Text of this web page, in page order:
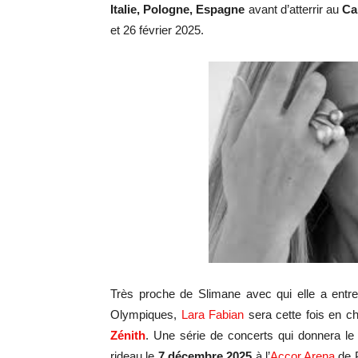
Italie, Pologne, Espagne avant d’atterrir au
et 26 février 2025.
Très proche de Slimane avec qui elle a
Olympiques, Lara Fabian sera cette fois en
Zénith. Une série de concerts qui donnera